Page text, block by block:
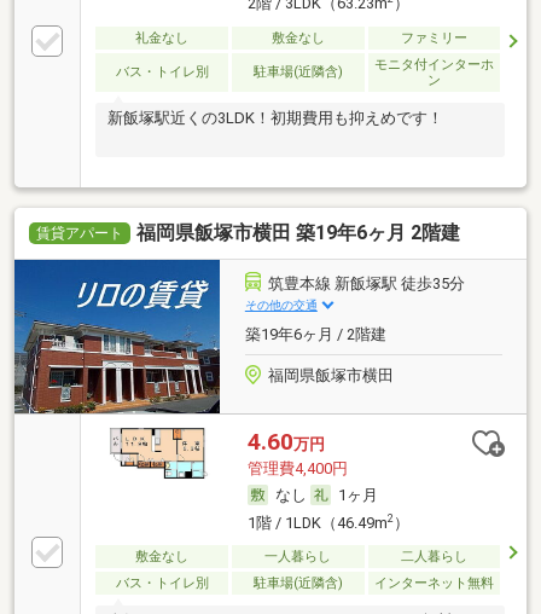
2階 / 3LDK（63.23m ）
礼金なし 敷金なし ファミリー
バス・トイレ別 駐車場(近隣含)
モニタ付インターホ
ン
新飯塚駅近くの3LDK！初期費用も抑えめです！
賃貸アパート 福岡県飯塚市横田 築19年6ヶ月 2階建
筑豊本線 新飯塚駅 徒歩35分
その他の交通
築19年6ヶ月 / 2階建
福岡県飯塚市横田
4.60万円
管理費4,400円
なし
1ヶ月
1階 / 1LDK（46.49m2）
敷金なし 一人暮らし
二人暮らし
バス・トイレ別
駐車場(近隣含) インターネット無料